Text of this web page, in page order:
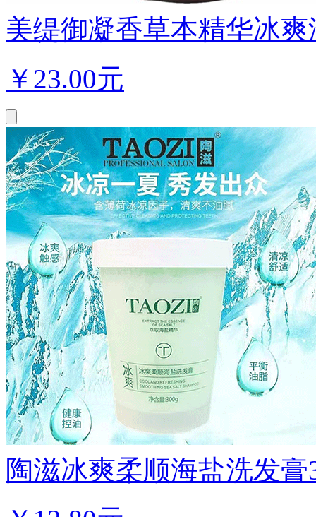
美缇御凝香草本精华冰
￥ 23.00元
陶滋冰爽柔顺海盐洗发